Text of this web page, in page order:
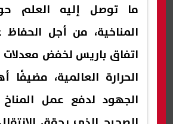
ما توصل إليه العلم
المناخية، من أجل
اتفاق باريس لخفض معدلات
الحرارة العالمية، مضيفًا
الجهود لدفع عمل المناخ